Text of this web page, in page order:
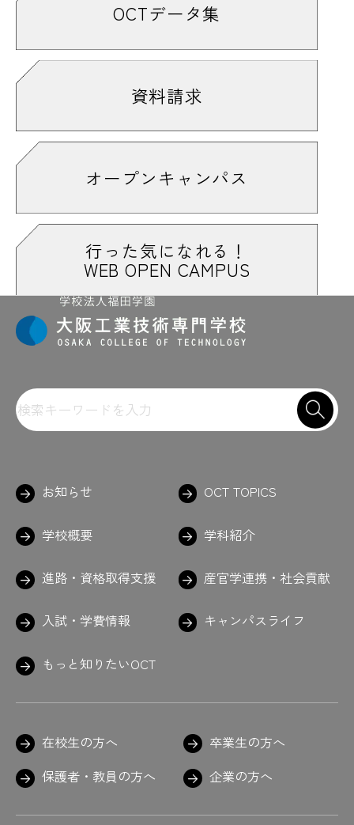
OCTデータ集
資料請求
オープンキャンパス
行った気になれる！
WEB OPEN CAMPUS
お知らせ OCT TOPICS
学校概要 学科紹介
進路・資格取得支援
入試・学費情報 キャンパスライフ
産官学連携・社会貢献
もっと知りたいOCT
在校生の方へ
卒業生の方へ
保護者・教員の方へ
企業の方へ